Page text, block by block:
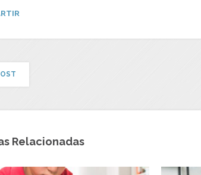
Relacionadas